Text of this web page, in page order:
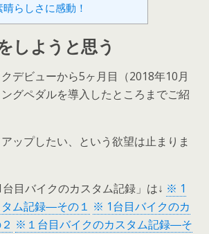
らしさに感動！
しようと思う
デビューから5ヶ月目（2018年10月
グペダルを導入したところまでご紹
ップしたい、という欲望は止まりま
目バイクのカスタム記録」は↓ ※ 1
ム記録―その１ ※ 1台目バイクのカ
※１台目バイクのカスタム記録―そ